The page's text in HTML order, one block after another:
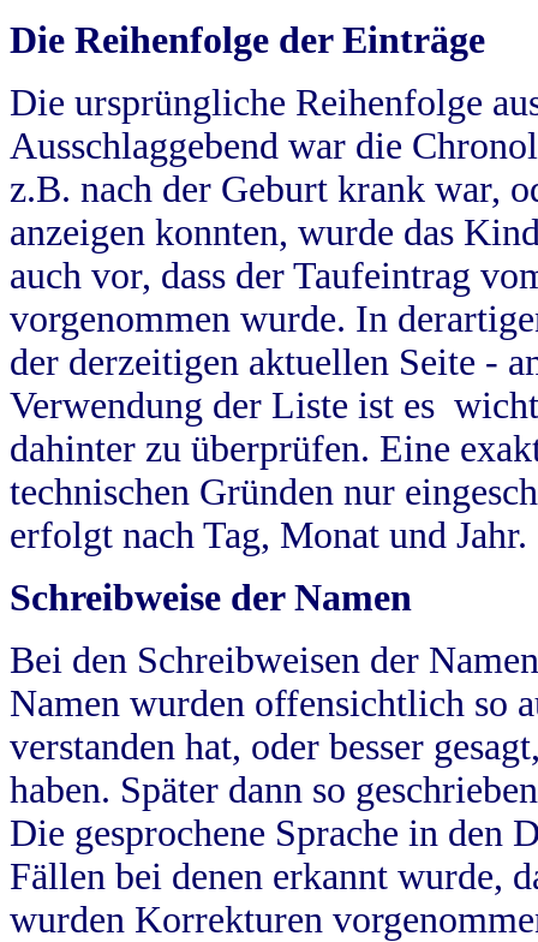
Die Reihenfolge der Einträge
Die ursprüngliche Reihenfolge
Ausschlaggebend war die
z.B. nach der Geburt krank war,
anzeigen konnten, wurde das
auch vor, dass der Taufeintrag
vorgenommen wurde. In
der derzeitigen aktuellen Seite -
Verwendung der Liste ist es
dahinter zu überprüfen. Eine
technischen Gründen nur
erfolgt nach Tag, Monat und Jahr.
Schreibweise der Namen
Bei den Schreibweisen der
Namen wurden offensichtlich so
verstanden hat, oder besser
haben. Später dann so
Die gesprochene Sprache in
Fällen bei denen erkannt wurde,
wurden Korrekturen